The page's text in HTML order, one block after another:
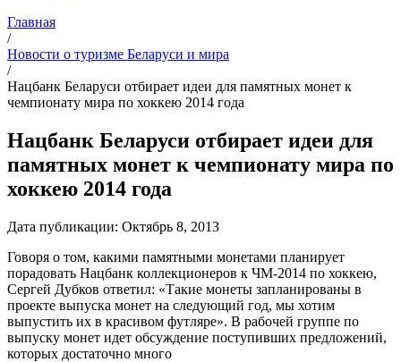
Главная
/
Новости о туризме Беларуси и мира
/
Нацбанк Беларуси отбирает идеи для памятных монет к
чемпионату мира по хоккею 2014 года
Нацбанк Беларуси отбирает идеи для
памятных монет к чемпионату мира по
хоккею 2014 года
Дата публикации: Октябрь 8, 2013
Говоря о том, какими памятными монетами планирует
порадовать Нацбанк коллекционеров к ЧМ-2014 по хоккею,
Сергей Дубков ответил: «Такие монеты запланированы в
проекте выпуска монет на следующий год, мы хотим
выпустить их в красивом футляре». В рабочей группе по
выпуску монет идет обсуждение поступивших предложений,
которых достаточно много